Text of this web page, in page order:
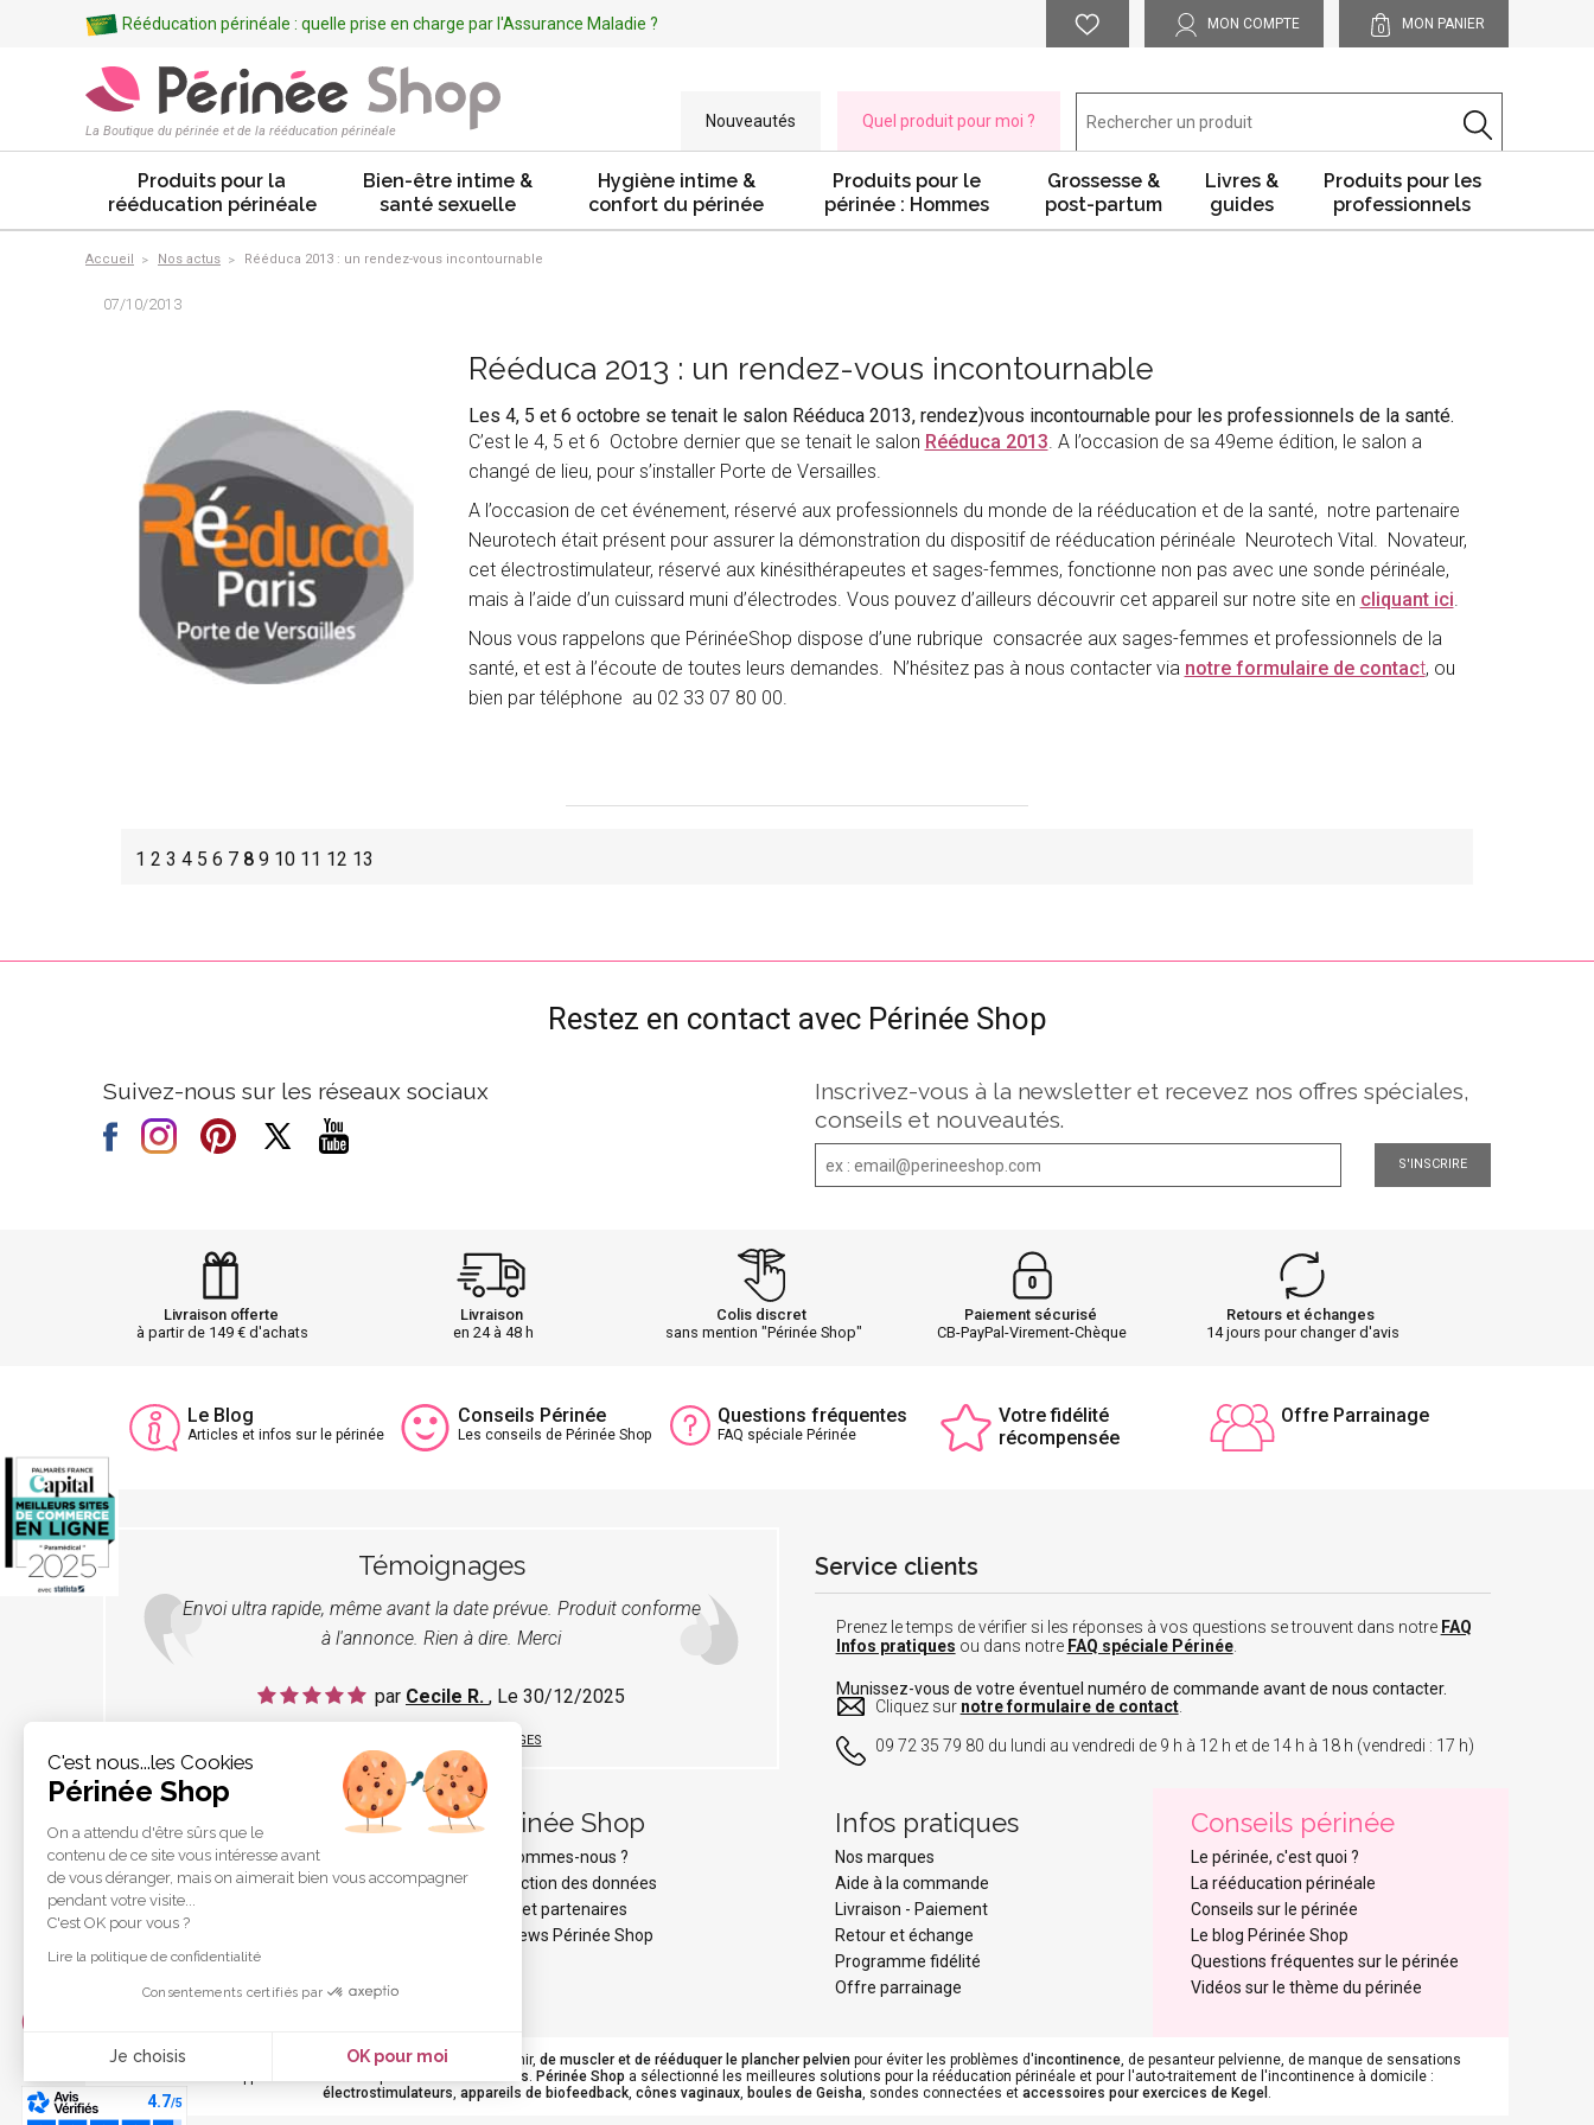
Rééducation périnéale : quelle prise en charge par l'Assurance Maladie ? MON COMPTE 0 MON PANIER
La Boutique du périnée et de la rééducation périnéale
Nouveautés Quel produit pour moi ?
Produits pour la
rééducation périnéale
Bien-être intime &
santé sexuelle
Hygiène intime &
confort du périnée
Produits pour le
périnée : Hommes
Grossesse &
post-partum
Livres &
guides
Produits pour les
professionnels
Accueil Nos actus Rééduca 2013 : un rendez-vous incontournable
07/10/2013
Rééduca 2013 : un rendez-vous incontournable
Les 4, 5 et 6 octobre se tenait le salon Rééduca 2013, rendez)vous incontournable pour les professionnels de la santé.
C’est le 4, 5 et 6 Octobre dernier que se tenait le salon Rééduca 2013. A l’occasion de sa 49eme édition, le salon a
changé de lieu, pour s’installer Porte de Versailles.
A l’occasion de cet événement, réservé aux professionnels du monde de la rééducation et de la santé, notre partenaire
Neurotech était présent pour assurer la démonstration du dispositif de rééducation périnéale Neurotech Vital. Novateur,
cet électrostimulateur, réservé aux kinésithérapeutes et sages-femmes, fonctionne non pas avec une sonde périnéale,
mais à l’aide d’un cuissard muni d’électrodes. Vous pouvez d’ailleurs découvrir cet appareil sur notre site en cliquant ici.
Nous vous rappelons que PérinéeShop dispose d’une rubrique consacrée aux sages-femmes et professionnels de la
santé, et est à l’écoute de toutes leurs demandes. N’hésitez pas à nous contacter via notre formulaire de contact, ou
bien par téléphone au 02 33 07 80 00.
1 2 3 4 5 6 7 8 9 10 11 12 13
Restez en contact avec Périnée Shop
Suivez-nous sur les réseaux sociaux
Inscrivez-vous à la newsletter et recevez nos offres spéciales,
conseils et nouveautés.
S'INSCRIRE
Livraison offerte
à partir de 149 € d'achats
Livraison
en 24 à 48 h
Colis discret
sans mention "Périnée Shop"
Paiement sécurisé
CB-PayPal-Virement-Chèque
Retours et échanges
14 jours pour changer d'avis
Le Blog
Articles et infos sur le périnée
Conseils Périnée
Les conseils de Périnée Shop
Questions fréquentes
FAQ spéciale Périnée
Votre fidélité
récompensée
Offre Parrainage
Témoignages
Envoi ultra rapide, même avant la date prévue. Produit conforme
à l'annonce. Rien à dire. Merci
par Cecile R. , Le 30/12/2025
LIRE TOUS LES TÉMOIGNAGES
Service clients
Prenez le temps de vérifier si les réponses à vos questions se trouvent dans notre FAQ
Infos pratiques ou dans notre FAQ spéciale Périnée.
Munissez-vous de votre éventuel numéro de commande avant de nous contacter.
Cliquez sur notre formulaire de contact.
09 72 35 79 80 du lundi au vendredi de 9 h à 12 h et de 14 h à 18 h (vendredi : 17 h)
Périnée Shop
Qui sommes-nous ?
Protection des données
Liens et partenaires
Les news Périnée Shop
Infos pratiques
Nos marques
Aide à la commande
Livraison - Paiement
Retour et échange
Programme fidélité
Offre parrainage
Conseils périnée
Le périnée, c'est quoi ?
La rééducation périnéale
Conseils sur le périnée
Le blog Périnée Shop
Questions fréquentes sur le périnée
Vidéos sur le thème du périnée
Votrepérinée est précieux ! Il est donc primordial d'entretenir, de muscler et de rééduquer le plancher pelvien pour éviter les problèmes d'incontinence, de pesanteur pelvienne, de manque de sensations
fuites urinaires. Périnée Shop a sélectionné les meilleures solutions pour la rééducation périnéale et pour l'auto-traitement de l'incontinence à domicile :
électrostimulateurs, appareils de biofeedback, cônes vaginaux, boules de Geisha, sondes connectées et accessoires pour exercices de Kegel .
C'est nous...les Cookies
Périnée Shop
On a attendu d'être sûrs que le
contenu de ce site vous intéresse avant
de vous déranger, mais on aimerait bien vous accompagner
pendant votre visite...
C'est OK pour vous ?
Lire la politique de confidentialité
Consentements certifiés par
Je choisis
OK pour moi
Axeptio consent
Plateforme de Gestion du Consentement : Personnalisez vos Options